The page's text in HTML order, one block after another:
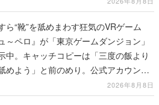
ら“靴”を舐めまわす狂気のVRゲーム
～ペロ』が「東京ゲームダンジョン」
中。キャッチコピーは「三度の飯より
めよう」と前のめり。公式アカウント
設され、2026年リリースに向けて開発中
2026年8月8日